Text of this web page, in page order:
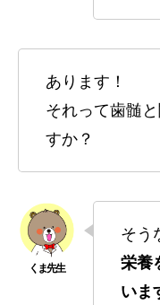
あります！
それって歯髄
すか？
そう
栄養
いま